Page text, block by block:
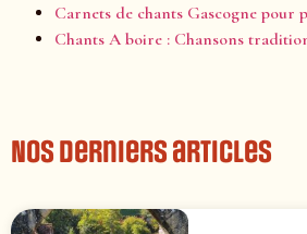
Carnets de chants Gascogne pour
Chants A boire : Chansons
Nos derniers articles